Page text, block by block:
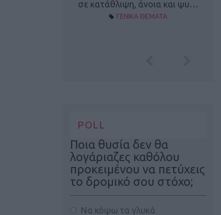
σε κατάθλιψη, άνοια και ψυ…
ΓΕΝΙΚΑ ΘΕΜΑΤΑ
POLL
Ποια θυσία δεν θα
λογάριαζες καθόλου
προκειμένου να πετύχεις
το δρομικό σου στόχο;
Να κόψω τα γλυκά